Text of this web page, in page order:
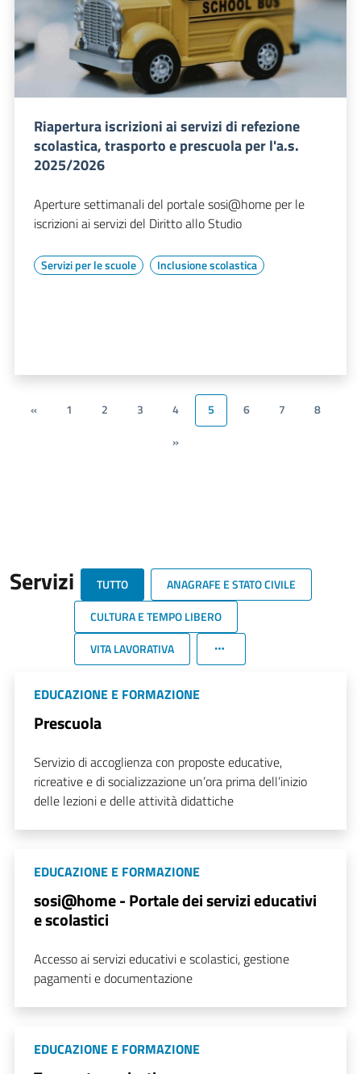
Riapertura iscrizioni ai servizi di refezione
scolastica, trasporto e prescuola per l'a.s.
2025/2026
Aperture settimanali del portale sosi@home per le
iscrizioni ai servizi del Diritto allo Studio
Servizi per le scuole Inclusione scolastica
« 1 2 3 4 5 6 7
8
»
Servizi TUTTO
ANAGRAFE E STATO CIVILE
CULTURA E TEMPO LIBERO
VITA LAVORATIVA
EDUCAZIONE E FORMAZIONE
Prescuola
Servizio di accoglienza con proposte educative,
ricreative e di socializzazione un’ora prima dell’inizio
delle lezioni e delle attività didattiche
EDUCAZIONE E FORMAZIONE
sosi@home - Portale dei servizi educativi
e scolastici
Accesso ai servizi educativi e scolastici, gestione
pagamenti e documentazione
EDUCAZIONE E FORMAZIONE